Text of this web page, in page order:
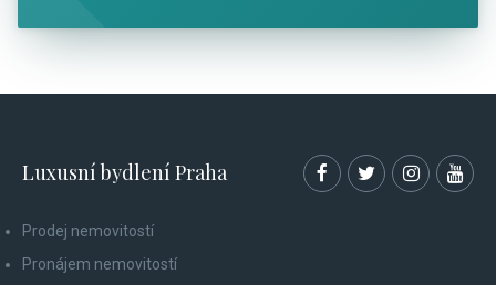
Luxusní bydlení Praha
Prodej nemovitostí
Pronájem nemovitostí